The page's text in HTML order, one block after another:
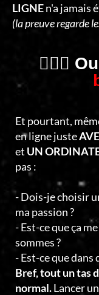
LIGNEn'a jamais
(la preuve regarde
🤷🏻‍♂️
Et pourtant,
en ligne juste
et UN
pas :
- Dois-je choisir
ma passion ?
- Est-ce que ça
sommes ?
- Est-ce que dans
Bref, tout un tas
normal.Lancer